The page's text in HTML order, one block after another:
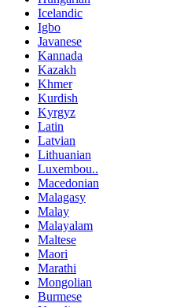
Icelandic
Igbo
Javanese
Kannada
Kazakh
Khmer
Kurdish
Kyrgyz
Latin
Latvian
Lithuanian
Luxembou..
Macedonian
Malagasy
Malay
Malayalam
Maltese
Maori
Marathi
Mongolian
Burmese